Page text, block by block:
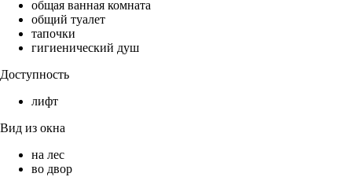
общая ванная комната
общий туалет
тапочки
гигиенический душ
Доступность
лифт
Вид из окна
на лес
во двор